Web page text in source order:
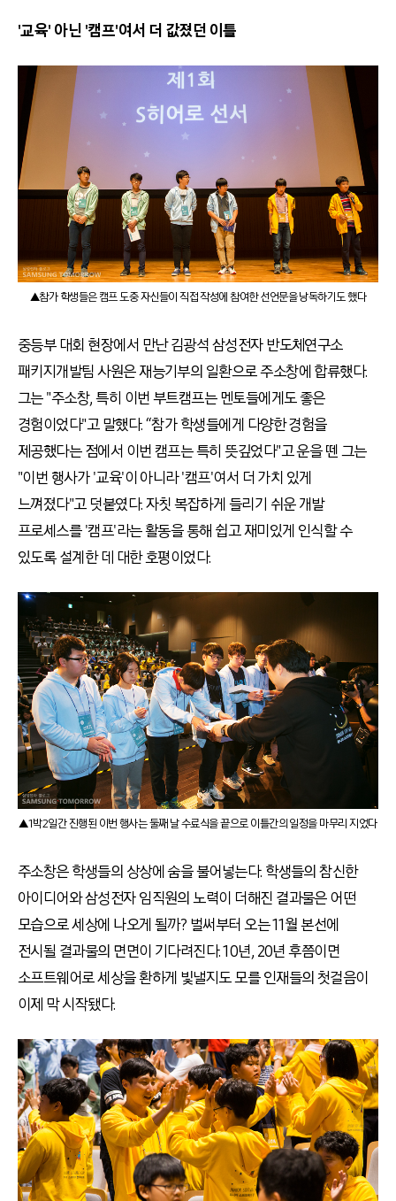
'교육' 아닌 '캠프'여서 더 값졌던 이틀
▲참가 학생들은 캠프 도중 자신들이 직접 작성에 참여한 선언문을 낭독하기도 했다
중등부 대회 현장에서 만난 김광석 삼성전자 반도체연구소
패키지개발팀 사원은 재능기부의 일환으로 주소창에 합류했다.
그는 "주소창, 특히 이번 부트캠프는 멘토들에게도 좋은
경험이었다"고 말했다. “참가 학생들에게 다양한 경험을
제공했다는 점에서 이번 캠프는 특히 뜻깊었다"고 운을 뗀 그는
"이번 행사가 '교육'이 아니라 '캠프'여서 더 가치 있게
느껴졌다"고 덧붙였다. 자칫 복잡하게 들리기 쉬운 개발
프로세스를 '캠프'라는 활동을 통해 쉽고 재미있게 인식할 수
있도록 설계한 데 대한 호평이었다.
▲1박2일간 진행된 이번 행사는 둘째 날 수료식을 끝으로 이틀간의 일정을 마무리 지었다
주소창은 학생들의 상상에 숨을 불어넣는다. 학생들의 참신한
아이디어와 삼성전자 임직원의 노력이 더해진 결과물은 어떤
모습으로 세상에 나오게 될까? 벌써부터 오는 11월 본선에
전시될 결과물의 면면이 기다려진다. 10년, 20년 후쯤이면
소프트웨어로 세상을 환하게 빛낼지도 모를 인재들의 첫걸음이
이제 막 시작됐다.